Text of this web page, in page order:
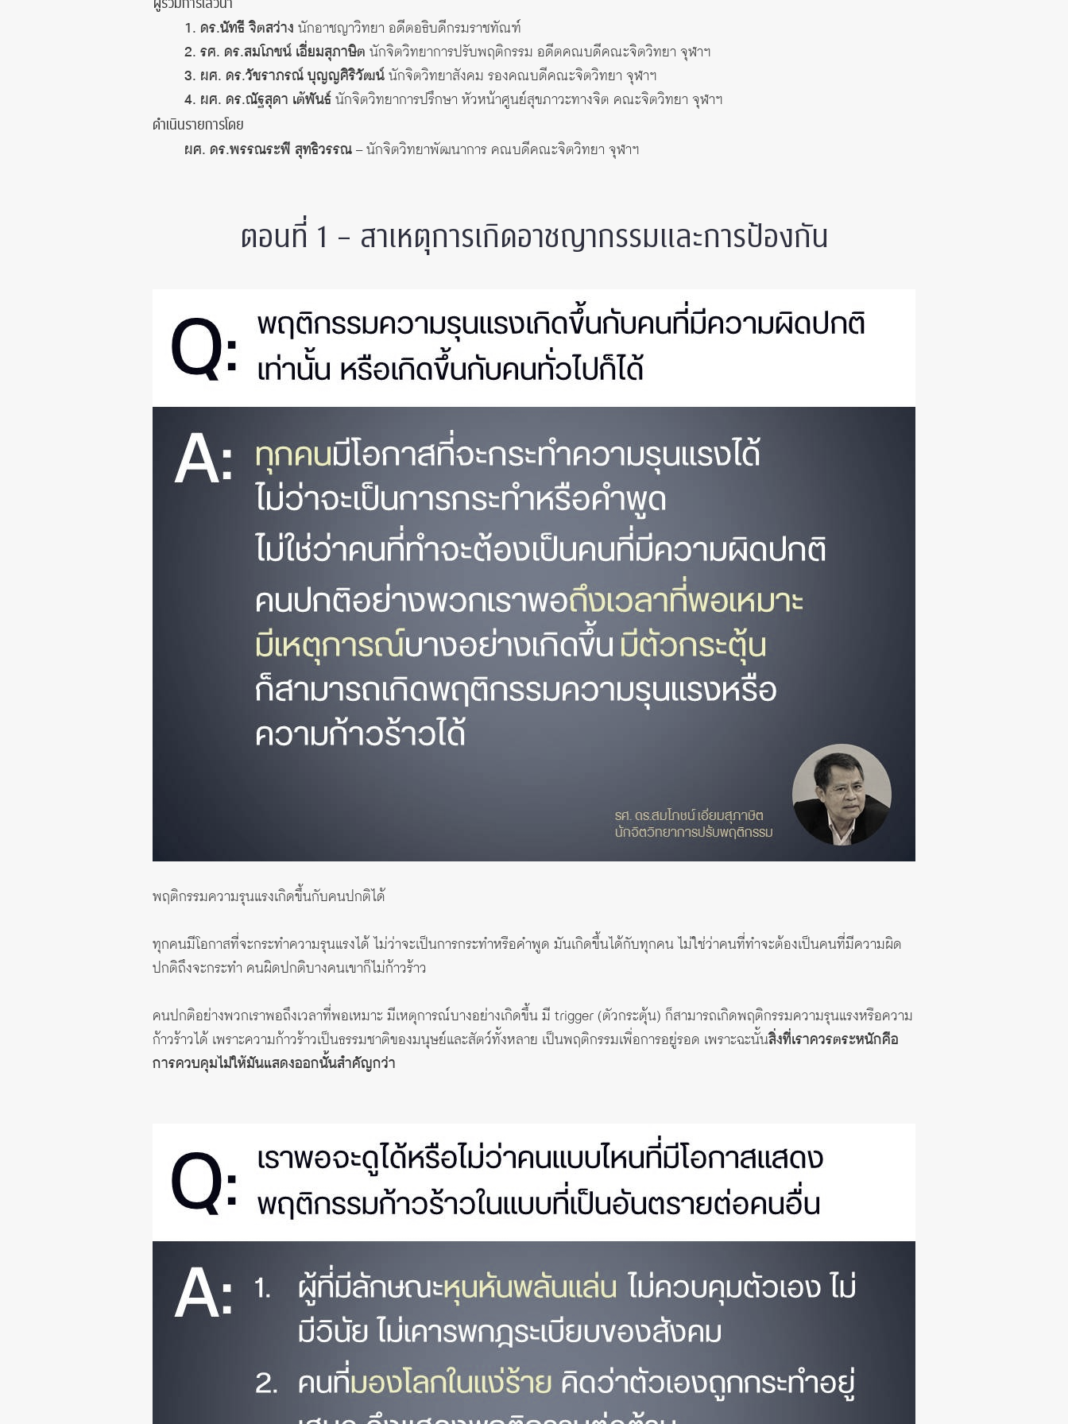
1. ดร.นัทธี จิตสว่าง นักอาชญาวิทยา อดีตอธิบดีกรมราชทัณฑ์
2. รศ. ดร.สมโภชน์ เอี่ยมสุภาษิต นักจิตวิทยาการปรับพฤติกรรม อดีตคณบดีคณะจิตวิทยา จุฬาฯ
3. ผศ. ดร.วัชราภรณ์ บุญญศิริวัฒน์นักจิตวิทยาสังคม รองคณบดีคณะจิตวิทยา จุฬาฯ
4. ผศ. ดร.ณัฐสุดา เต้พันธ์นักจิตวิทยาการปรึกษา หัวหน้าศูนย์สุขภาวะทางจิต คณะจิตวิทยา จุฬาฯ
ดำเนินรายการโดย
ผศ. ดร.พรรณระพี สุทธิวรรณ– นักจิตวิทยาพัฒนาการ คณบดีคณะจิตวิทยา จุฬาฯ
ตอนที่ 1 – สาเหตุการเกิดอาชญากรรมและการป้องกัน
พฤติกรรมความรุนแรงเกิดขึ้นกับคนปกติได้
ทุกคนมีโอกาสที่จะกระทำความรุนแรงได้ ไม่ว่าจะเป็นการกระทำหรือคำพูด มันเกิดขึ้นได้กับทุกคน ไม่ใช่ว่าคนที่ทำจะต้องเป็นคนที่มีความผิด
ปกติถึงจะกระทำ คนผิดปกติบางคนเขาก็ไม่ก้าวร้าว
คนปกติอย่างพวกเราพอถึงเวลาที่พอเหมาะ มีเหตุการณ์บางอย่างเกิดขึ้น มี trigger (ตัวกระตุ้น) ก็สามารถเกิดพฤติกรรมความรุนแรงหรือความ
ก้าวร้าวได้ เพราะความก้าวร้าวเป็นธรรมชาติของมนุษย์และสัตว์ทั้งหลาย เป็นพฤติกรรมเพื่อการอยู่รอด เพราะฉะนั้นสิ่งที่เราควรตระหนักคือ
การควบคุมไม่ให้มันแสดงออกนั้นสำคัญกว่า